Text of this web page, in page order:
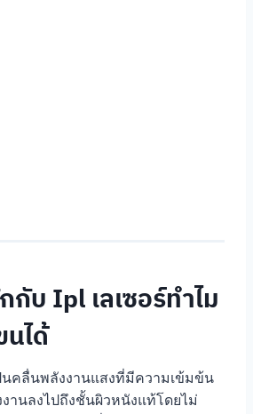
กับ Ipl เลเซอร์ทำไม
นได้
ป็นคลื่นพลังงานแสงที่มีความเข้มข้น
านลงไปถึงชั้นผิวหนังแท้โดยไม่